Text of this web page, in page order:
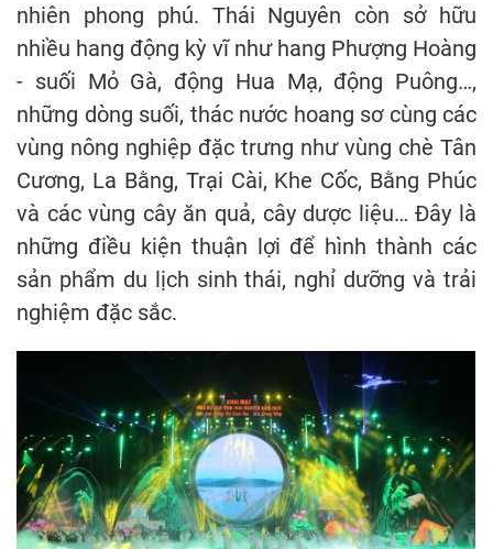
nhiên phong phú. Thái Nguyên còn sở hữu
nhiều hang động kỳ vĩ như hang Phượng Hoàng
- suối Mỏ Gà, động Hua Mạ, động Puông…,
những dòng suối, thác nước hoang sơ cùng các
vùng nông nghiệp đặc trưng như vùng chè Tân
Cương, La Bằng, Trại Cài, Khe Cốc, Bằng Phúc
và các vùng cây ăn quả, cây dược liệu… Đây là
những điều kiện thuận lợi để hình thành các
sản phẩm du lịch sinh thái, nghỉ dưỡng và trải
nghiệm đặc sắc.